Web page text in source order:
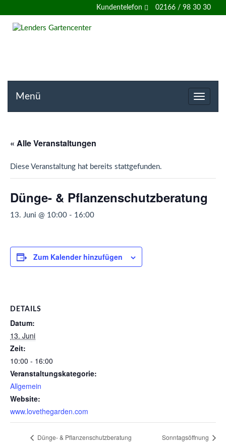
Willkommen
auf
von
Lenders
Gartencenter
Kundentelefon 02166 / 98 30 30
Toggle
Menü
« Alle Veranstaltungen
Diese Veranstaltung hat bereits stattgefunden.
Dünge- & Pflanzenschutzberatung
13. Juni @ 10:00 - 16:00
Zum Kalender hinzufügen
DETAILS
Datum:
13. Juni
Zeit:
10:00 - 16:00
Veranstaltungskategorie:
Allgemein
Website:
www.lovethegarden.com
Dünge- & Pflanzenschutzberatung Sonntagsöffnung